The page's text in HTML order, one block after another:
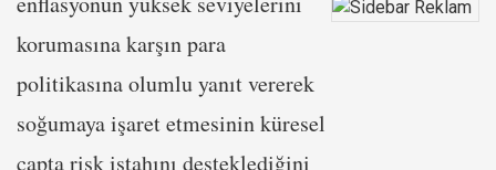
korumasına karşın para
politikasına olumlu yanıt vererek
soğumaya işaret etmesinin küresel
çapta risk iştahını desteklediğini